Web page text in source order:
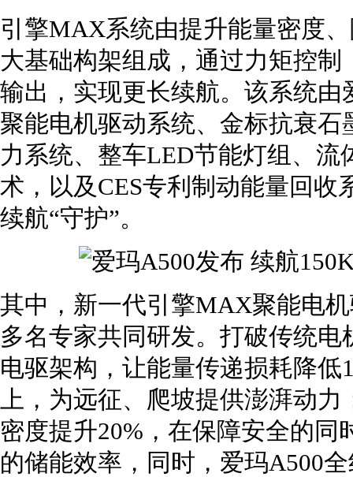
引擎MAX系统由提升能量密度
大基础构架组成，通过力矩控
输出，实现更长续航。该系统
聚能电机驱动系统、金标抗衰石
力系统、整车LED节能灯组、
术，以及CES专利制动能量回
续航“守护”。
其中，新一代引擎MAX聚能电
多名专家共同研发。打破传统
电驱架构，让能量传递损耗降低
上，为远征、爬坡提供澎湃动
密度提升20%，在保障安全的
的储能效率，同时，爱玛A500